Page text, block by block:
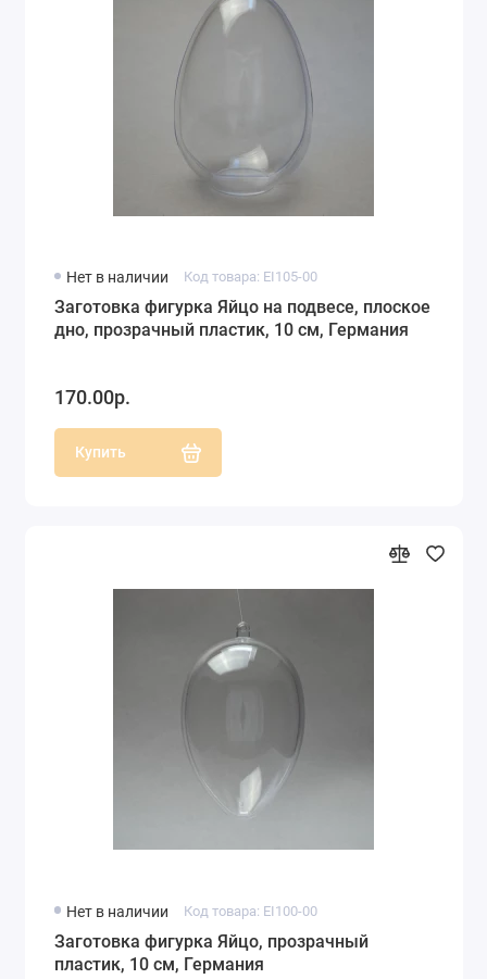
Нет в наличии Код товара: EI105-00
Заготовка фигурка Яйцо на подвесе, плоское
дно, прозрачный пластик, 10 см, Германия
170.00р.
Купить
Нет в наличии Код товара: EI100-00
Заготовка фигурка Яйцо, прозрачный
пластик, 10 см, Германия